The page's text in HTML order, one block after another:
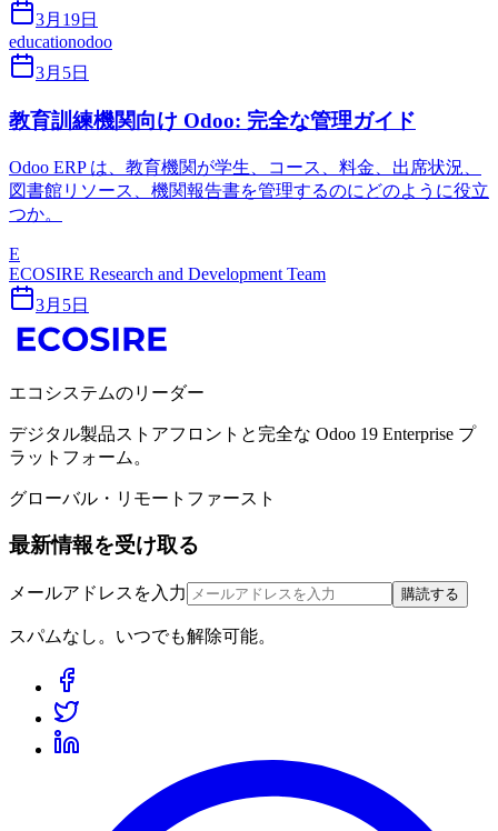
3月19日
educationodoo
3月5日
教育訓練機関向け Odoo: 完全な管理ガイド
Odoo ERP は、教育機関が学生、コース、料金、出席状況、
図書館リソース、機関報告書を管理するのにどのように役立
つか。
E
ECOSIRE Research and Development Team
3月5日
エコシステムのリーダー
デジタル製品ストアフロントと完全な Odoo 19 Enterprise プ
ラットフォーム。
グローバル・リモートファースト
最新情報を受け取る
メールアドレスを入力 購読する
スパムなし。いつでも解除可能。